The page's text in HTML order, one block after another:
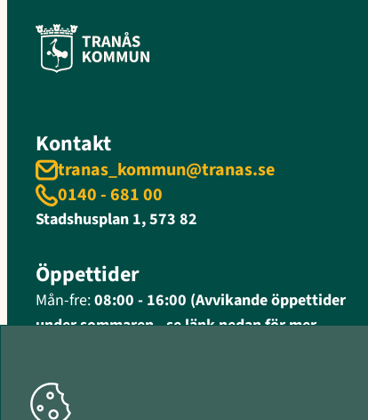
Kontakt
tranas_kommun@tranas.se
0140 - 681 00
Stadshusplan 1, 573 82
Öppettider
Mån-fre:08:00 - 16:00 (Avvikande öppettider
under sommaren - se länk nedan för mer